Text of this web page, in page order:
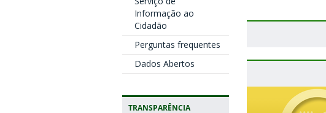
Informação ao
Cidadão
Perguntas frequentes
Dados Abertos
TRANSPARÊNCIA